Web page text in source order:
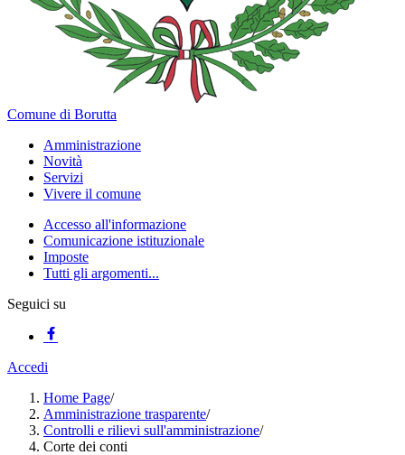
Comune di Borutta
Amministrazione
Novità
Servizi
Vivere il comune
Accesso all'informazione
Comunicazione istituzionale
Imposte
Tutti gli argomenti...
Seguici su
Accedi
Home Page/
Amministrazione trasparente/
Controlli e rilievi sull'amministrazione/
Corte dei conti